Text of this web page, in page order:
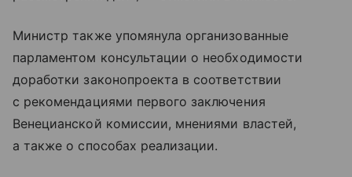
Министр также упомянула организованные
парламентом консультации о необходимости
доработки законопроекта в соответствии
с рекомендациями первого заключения
Венецианской комиссии, мнениями властей,
а также о способах реализации.